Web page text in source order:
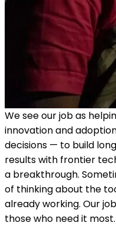
We see our job as
innovation and
decisions — to build
results with frontier
a breakthrough.
of thinking about the
already working. Our
those who need it most.